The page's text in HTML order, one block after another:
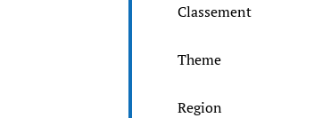
Classement
Theme
Region